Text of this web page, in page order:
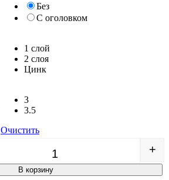
Без
С оголовком
1 слой
2 слоя
Цинк
3
3.5
Очистить
Quantity +
В корзину